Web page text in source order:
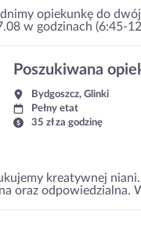
opiekunkę do
w godzinach (6:45-
Poszukiwana
Bydgoszcz, Glinki
Pełny etat
35 zł za godzinę
kreatywnej
oraz odpowiedzialna.